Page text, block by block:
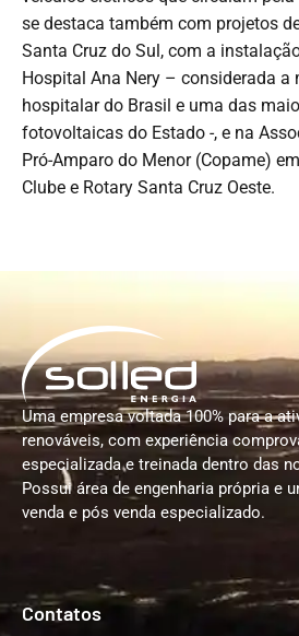
se destaca também com projetos
Santa Cruz do Sul, com a
Hospital Ana Nery – considerada a
hospitalar do Brasil e uma das
fotovoltaicas do Estado -, e na
Pró-Amparo do Menor (Copame)
Clube e Rotary Santa Cruz Oeste.
Uma empresa voltada 100% para a
renováveis, com experiência
especializada e treinada dentro das
Possui área de engenharia própria e
venda e pós venda especializado.
Contatos